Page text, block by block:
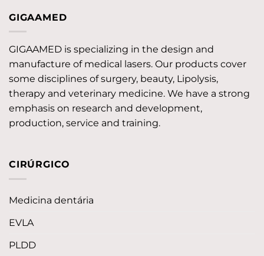
GIGAAMED
GIGAAMED is specializing in the design and
manufacture of medical lasers. Our products cover
some disciplines of surgery, beauty, Lipolysis,
therapy and veterinary medicine. We have a strong
emphasis on research and development,
production, service and training.
CIRÚRGICO
Medicina dentária
EVLA
PLDD